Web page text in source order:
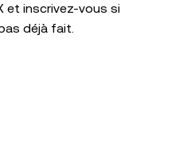
et inscrivez-vous si
déjà fait.